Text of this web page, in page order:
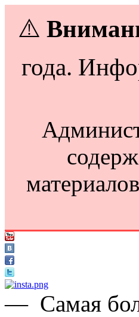
⚠️
года.
— Самая